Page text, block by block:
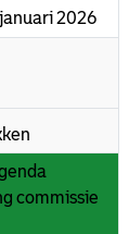
2026
commissie